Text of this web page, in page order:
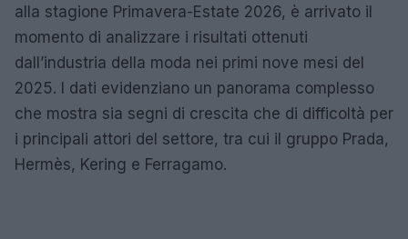
alla stagione Primavera-Estate 2026, è arrivato il
momento di analizzare i risultati ottenuti
dall’industria della moda nei primi nove mesi del
2025. I dati evidenziano un panorama complesso
che mostra sia segni di crescita che di difficoltà per
i principali attori del settore, tra cui il gruppo Prada,
Hermès, Kering e Ferragamo.